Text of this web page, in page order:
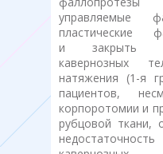
управляемые
и закрыть
кавернозных
натяжения (1-я
пациентов,
корпоротомии и
рубцовой ткани,